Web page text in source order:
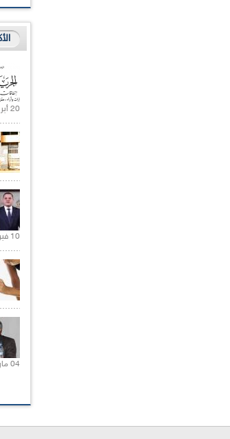
20 أبريل 2021 |
10 فبراير 2021 |
04 مارس 2020 |